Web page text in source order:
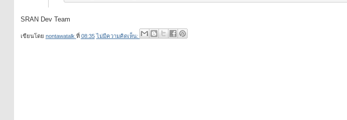
SRAN Dev Team
เขียนโดย nontawatalk ที่ 08:35 ไม่มีความคิดเห็น: